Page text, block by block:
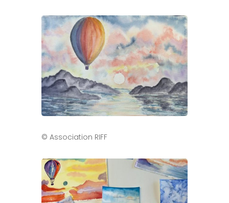
© Association RIFF